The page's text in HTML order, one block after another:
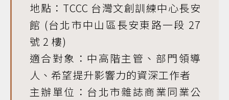
地點：TCCC 台灣文創訓練中心長安
館 (台北市中山區長安東路一段 27
號 2 樓)
適合對象：中高階主管、部門領導
人、希望提升影響力的資深工作者
主辦單位：台北市雜誌商業同業公